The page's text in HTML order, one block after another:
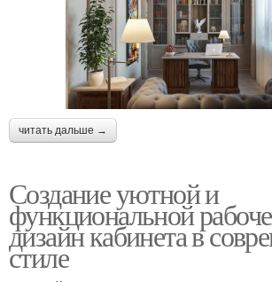
читать дальше →
Создание уютной и
функциональной
дизайн кабинета в
стиле